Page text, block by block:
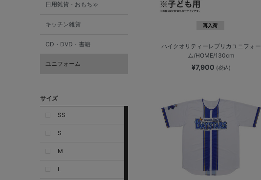
日用雑貨・おもちゃ
キッチン雑貨
CD・DVD・書籍
ユニフォーム
サイズ
SS
S
M
L
再入荷
ハイクオリティーレプリカユニフォー
ム/HOME/130cm
¥7,900 (税込)